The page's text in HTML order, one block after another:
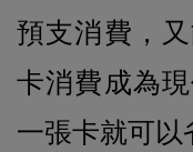
預支消費，
卡消費成為
一張卡就可以